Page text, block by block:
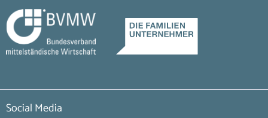
Social Media